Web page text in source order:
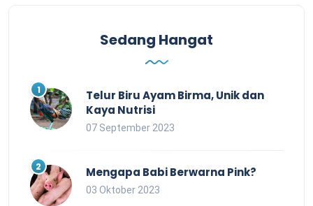
Sedang Hangat
Telur Biru Ayam Birma, Unik dan
Kaya Nutrisi
07 September 2023
Mengapa Babi Berwarna Pink?
03 Oktober 2023